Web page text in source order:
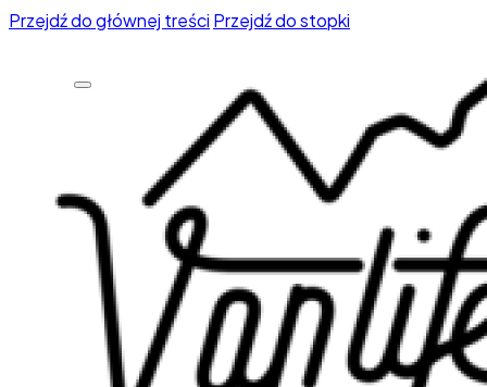
Przejdź do głównej treści Przejdź do stopki